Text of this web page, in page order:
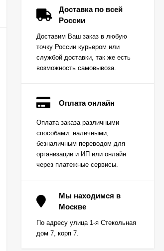
Доставка по всей
России
Доставим Ваш заказ в любую
точку России курьером или
службой доставки, так же есть
возможность самовывоза.
Оплата онлайн
Оплата заказа различными
способами: наличными,
безналичным переводом для
организации и ИП или онлайн
через платежные сервисы.
Мы находимся в
Москве
По адресу улица 1-я Стекольная
дом 7, корп 7.
Вкладыш коренной
(0,25) (1шт - 1
половинка) для
двигателей
K15,K21,K25
запросу
(1шт - 1 половинка) для
двигателей
K15,K21,K25
Цена по